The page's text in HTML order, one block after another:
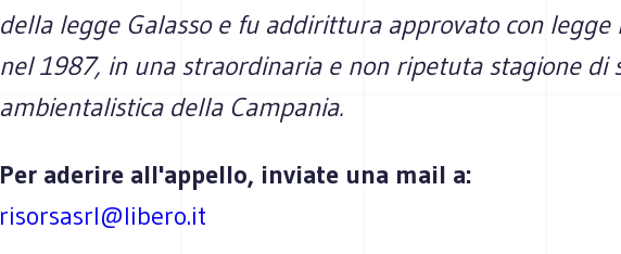
della legge Galasso e fu addirittura approvato con legge
nel 1987, in una straordinaria e non ripetuta stagione di
ambientalistica della Campania.
Per aderire all'appello, inviate una mail a:
risorsasrl@libero.it